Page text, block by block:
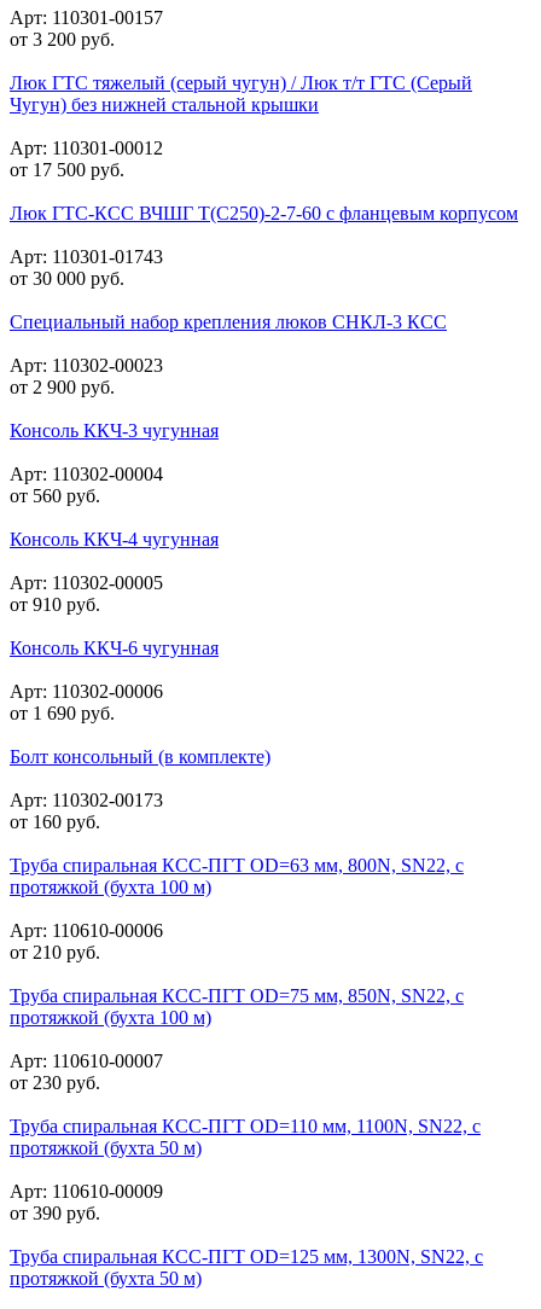
Арт: 110301-00157
от 3 200 руб.
Люк ГТС тяжелый (серый чугун) / Люк т/т ГТС (Серый
Чугун) без нижней стальной крышки
Арт: 110301-00012
от 17 500 руб.
Люк ГТС-КСС ВЧШГ Т(С250)-2-7-60 с фланцевым корпусом
Арт: 110301-01743
от 30 000 руб.
Специальный набор крепления люков СНКЛ-3 КСС
Арт: 110302-00023
от 2 900 руб.
Консоль ККЧ-3 чугунная
Арт: 110302-00004
от 560 руб.
Консоль ККЧ-4 чугунная
Арт: 110302-00005
от 910 руб.
Консоль ККЧ-6 чугунная
Арт: 110302-00006
от 1 690 руб.
Болт консольный (в комплекте)
Арт: 110302-00173
от 160 руб.
Труба спиральная КСС-ПГТ OD=63 мм, 800N, SN22, с
протяжкой (бухта 100 м)
Арт: 110610-00006
от 210 руб.
Труба спиральная КСС-ПГТ OD=75 мм, 850N, SN22, с
протяжкой (бухта 100 м)
Арт: 110610-00007
от 230 руб.
Труба спиральная КСС-ПГТ OD=110 мм, 1100N, SN22, с
протяжкой (бухта 50 м)
Арт: 110610-00009
от 390 руб.
Труба спиральная КСС-ПГТ OD=125 мм, 1300N, SN22, с
протяжкой (бухта 50 м)